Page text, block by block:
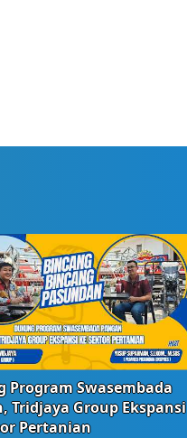
Program Swasembada
Tridjaya Group Ekspansi
Pertanian